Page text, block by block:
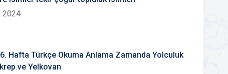
2024
Hafta Türkçe Okuma Anlama Zamanda Yolculuk
ve Yelkovan